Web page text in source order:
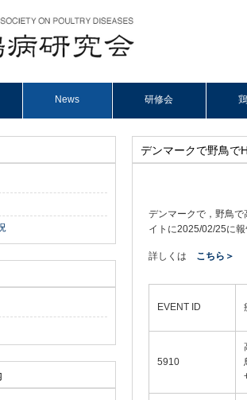
News 研修会
デンマークで野鳥で
デンマークで，野鳥
イトに2025/02/25に
詳しくは こちら＞
EVENT ID
5910